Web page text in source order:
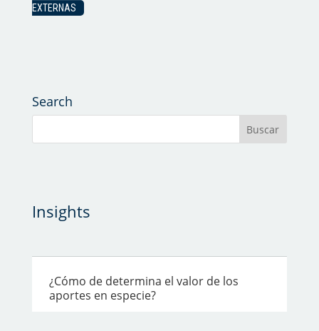
EXTERNAS
Search
Insights
¿Cómo de determina el valor de los
aportes en especie?